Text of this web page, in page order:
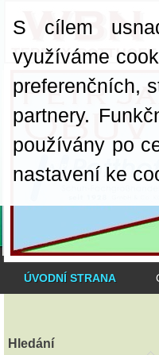
S cílem
využíváme
preferenčních,
partnery.
používány po
nastavení ke
ÚVODNÍ STRANA
Hledání